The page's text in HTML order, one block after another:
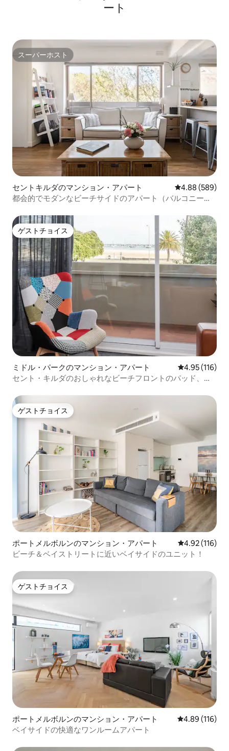
は、レンタカーやタクシー、Uberがたく
方のバスルームにシャンプー、コンディ
ショナー、ボディーウォッシュが備わっ
ています。 ヘアドライヤーとヘアストレ
ートアイロンがあり便利です。 必要に応
じて、買い物かごをご用意することもで
きますし、ご予算とリストをもとに買い
物をすることもできます。
ート
スーパーホスト
スーパーホスト
セントキルダのマンション・アパート レビュー589
4.88 (589)
都会的でモダンなビーチサイドのアパート（バルコニー付
ゲストチョイス
ゲストチョイス
ミドル・パークのマンション・アパート レビュー116
4.95 (116)
セント・キルダのおしゃれなビーチフロントのパッド、月
ゲストチョイス
ゲストチョイス
ポートメルボルンのマンション・アパート レビュー116
4.92 (116)
ビーチ＆ベイストリートに近いベイサイドのユニット！
ゲストチョイス
ゲストチョイス
ポートメルボルンのマンション・アパート レビュー116
4.89 (116)
ベイサイドの快適なワンルームアパート